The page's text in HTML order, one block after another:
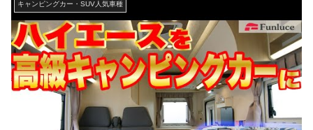
キャンピングカー・SUV人気車種